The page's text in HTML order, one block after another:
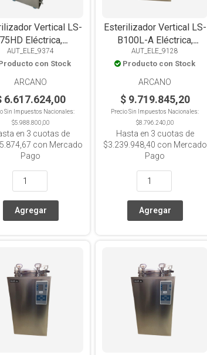
Vertical LS-
75HD Eléctrica,
Automática, 75L
AUT_ELE_9374
con Stock
ARCANO
6.617.624,00
Sin Impuestos Nacionales:
$5.988.800,00
en 3 cuotas de
con Mercado
Pago
Esterilizador Vertical LS-
B100L-A Eléctrica,
Digital, Con Timer, Tipo
Chamberland, 100L
AUT_ELE_9128
Producto con Stock
ARCANO
$ 9.719.845,20
Precio Sin Impuestos Nacionales:
$8.796.240,00
Hasta en 3 cuotas de
$3.239.948,40 con Mercado
Pago